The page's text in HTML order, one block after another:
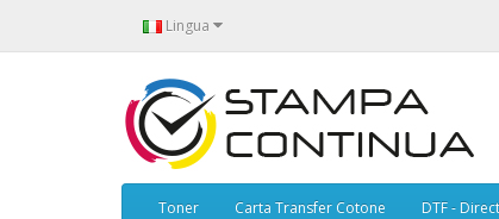
Lingua
Toner Carta Transfer Cotone DTF -